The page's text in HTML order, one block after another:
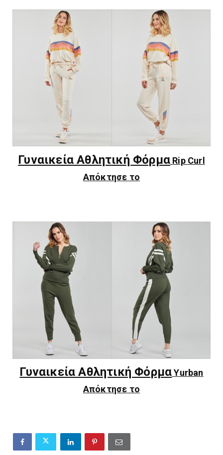
Γυναικεία Αθλητική Φόρμα Rip Curl
Απόκτησε το
Γυναικεία Αθλητική Φόρμα Yurban
Απόκτησε το